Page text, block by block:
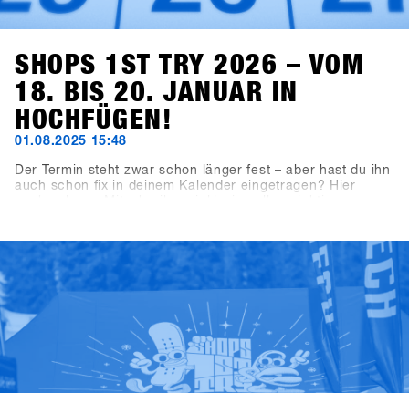
SHOPS 1ST TRY 2026 – VOM
18. BIS 20. JANUAR IN
HOCHFÜGEN!
01.08.2025 15:48
Der Termin steht zwar schon länger fest – aber hast du ihn
auch schon fix in deinem Kalender eingetragen? Hier
Buchungsschluss für ausstellende Brands ist der 19.
September 2025, die Registrierung für Shops öffnet am 7.
November 2025.Unser Tipp für alle Shops: Meldet euch
innerhalb der ersten drei Wochen an – dann profitiert ihr
vom Early Bird Package mit 2×2-Tages-Lifttickets und
Getränkevouchers für zwei Crewmitglieder eures Shops.
Gültig für alle Anmeldungen bis spätestens 28. November
2025.Good Times mit Shredden, Checken, Fachsimpeln
und High-Fives – das entspannteste Business-Meeting des
Jahres darfst du auf keinen Fall verpassen. Wir sehen uns